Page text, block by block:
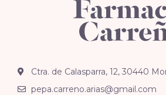
Ctra. de Calasparra, 12, 30440
pepa.carreno.arias@gmail.com